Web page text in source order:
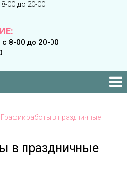
00 до 20-00
с 8-00 до 20-00
График работы в праздничные
в праздничные